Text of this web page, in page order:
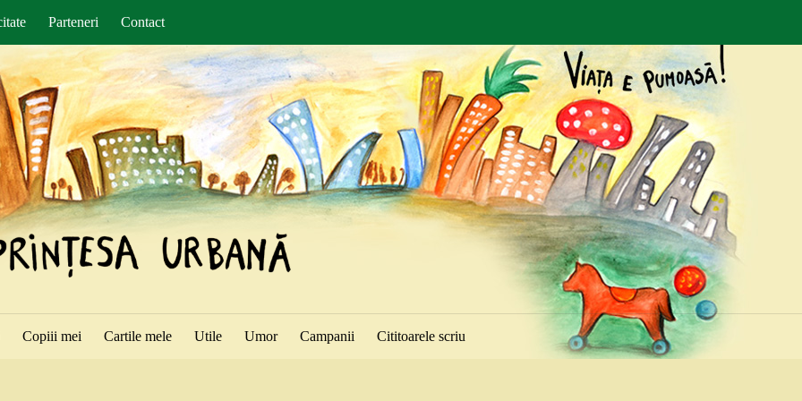
Parteneri Contact
Copiii mei Cartile mele Utile Umor Campanii Cititoarele scriu